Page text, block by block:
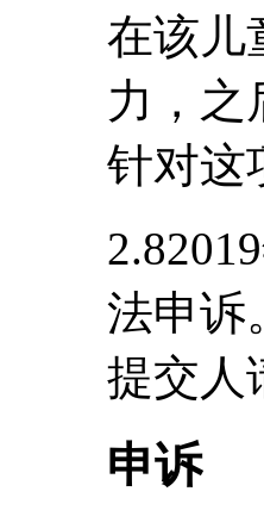
在该儿
力，之
针对这
法申诉
提交人
申诉